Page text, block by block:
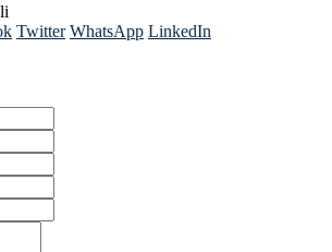
Twitter WhatsApp LinkedIn